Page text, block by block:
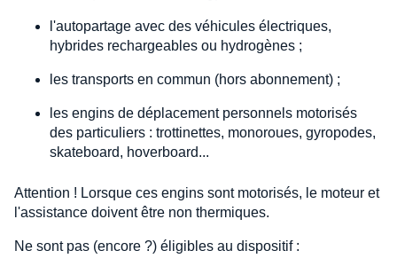
l'autopartage avec des véhicules électriques,
hybrides rechargeables ou hydrogènes ;
les transports en commun (hors abonnement) ;
les engins de déplacement personnels motorisés
des particuliers : trottinettes, monoroues, gyropodes,
skateboard, hoverboard...
Attention ! Lorsque ces engins sont motorisés, le moteur et
l'assistance doivent être non thermiques.
Ne sont pas (encore ?) éligibles au dispositif :